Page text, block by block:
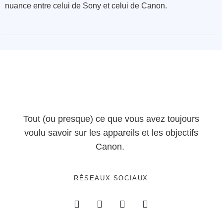
nuance entre celui de Sony et celui de Canon.
Tout (ou presque) ce que vous avez toujours
voulu savoir sur les appareils et les objectifs
Canon.
RÉSEAUX SOCIAUX